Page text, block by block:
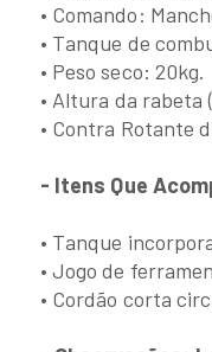
• Comando:
• Tanque de
• Peso seco: 20kg.
• Altura da rabeta
• Contra Rotante
- Itens Que
• Tanque
• Jogo de
• Cordão corta